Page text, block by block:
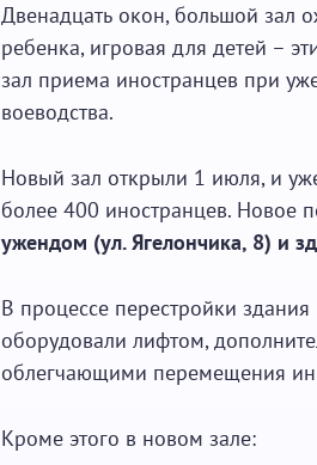
Двенадцать окон, большой зал
ребенка, игровая для детей –
зал приема иностранцев при
воеводства.
Новый зал открыли 1 июля, и
более 400 иностранцев. Новое
ужендом (ул. Ягелончика, 8) и
В процессе перестройки
оборудовали лифтом,
облегчающими перемещения
Кроме этого в новом зале: